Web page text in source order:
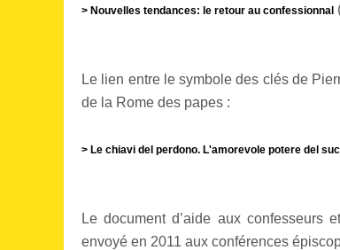
> Nouvelles tendances: le retour au confessionnal
Le lien entre le symbole des clés de
de la Rome des papes :
> Le chiavi del perdono. L'amorevole potere del
Le document d’aide aux confesseurs
envoyé en 2011 aux conférences